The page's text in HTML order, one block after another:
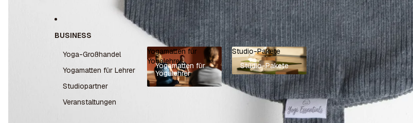
BUSINESS
Yoga-Großhandel
Yogamatten für Lehrer
Studiopartner
Veranstaltungen
Yogamatten für
Yogalehrer
Yogamatten für
Yogalehrer
Studio-Pakete
Studio-Pakete